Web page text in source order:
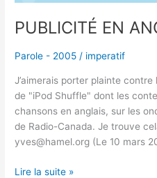
PUBLICITÉ EN
Parole - 2005 / imperatif
J’aimerais porter plainte
de "iPod Shuffle" dont les
chansons en anglais, sur les
de Radio-Canada. Je trouve
yves@hamel.org (Le 10 mars
Lire la suite »